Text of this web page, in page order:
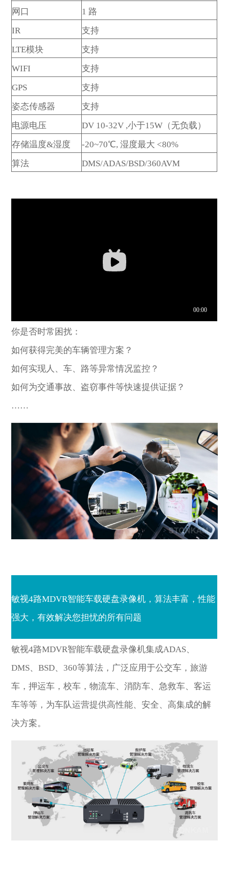
网口
1 路
IR
支持
LTE模块
支持
WIFI
支持
GPS
支持
姿态传感器
支持
电源电压
DV 10-32V ,小于15W（无负载）
存储温度&湿度
-20~70℃, 湿度最大 <80%
算法
DMS/ADAS/BSD/360AVM
你是否时常困扰：
如何获得完美的车辆管理方案？
如何实现人、车、路等异常情况监控？
如何为交通事故、盗窃事件等快速提供证据？
……
敏视4路MDVR智能车载硬盘录像机，算法丰富，性能
强大，有效解决您担忧的所有问题
敏视4路MDVR智能车载硬盘录像机集成ADAS、
DMS、BSD、360等算法，广泛应用于公交车，旅游
车，押运车，校车，物流车、消防车、急救车、客运
车等等，为车队运营提供高性能、安全、高集成的解
决方案。